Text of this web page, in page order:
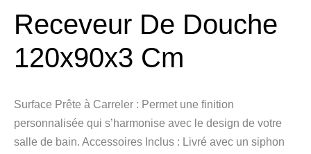
Receveur De Douche
120x90x3 Cm
Surface Prête à Carreler : Permet une finition
personnalisée qui s’harmonise avec le design de votre
salle de bain. Accessoires Inclus : Livré avec un siphon